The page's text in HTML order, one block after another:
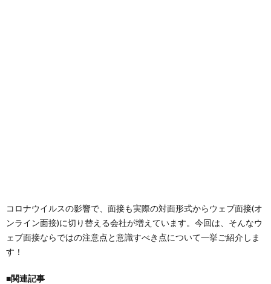
コロナウイルスの影響で、面接も実際の対面形式からウェブ面接(オ
ンライン面接)に切り替える会社が増えています。今回は、そんなウ
ェブ面接ならではの注意点と意識すべき点について一挙ご紹介しま
す！
■関連記事